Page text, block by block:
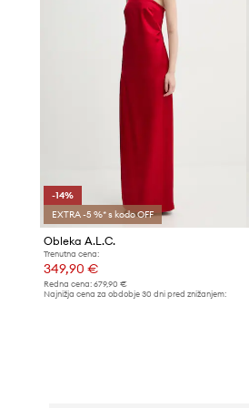
-14%
EXTRA -5 %* s kodo OFF
Obleka A.L.C.
Trenutna cena:
349,90 €
Redna cena: 679,90 €
Najnižja cena za obdobje 30 dni pred znižanjem: